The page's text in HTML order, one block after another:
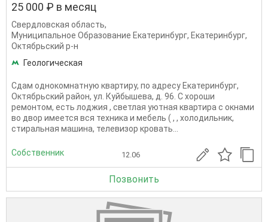
25 000 ₽ в месяц
Свердловская область,
Муниципальное Образование Екатеринбург, Екатеринбург,
Октябрьский р-н
Геологическая
Сдам однокомнатную квартиру, по адресу Екатеринбург,
Октябрьский район, ул. Куйбышева, д. 96. С хороши
ремонтом, есть лоджия , светлая уютная квартира с окнами
во двор имеется вся техника и мебель ( , , холодильник,
стиральная машина, телевизор кровать...
Собственник 12.06
Позвонить